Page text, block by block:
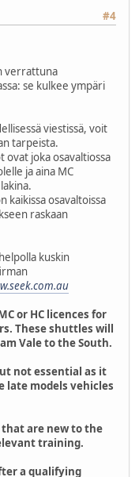
#4
verrattuna
se kulkee ympäri
viestissä, voit
tarpeista.
ovat joka osavaltiossa
ja aina MC
kaikissa osavaltoissa
raskaan
kuskin
or HC licences for
These shuttles will
Vale to the South.
not essential as it
late models vehicles
that are new to the
training.
a qualifying